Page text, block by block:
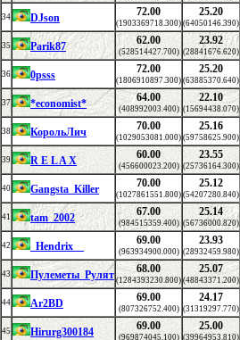
34 DJson 72.00
(1903369718.300)
25.20
(64050146.390)
35 Parik87 62.00
(528514427.700)
23.92
(28841676.620)
36 0psss 72.00
(1806910897.300)
25.20
(63885370.640)
37 *economist* 64.00
(408992003.400)
22.10
(15694438.070)
38 КорольЛич 70.00
(1029053081.000)
25.16
(59758625.900)
39 R E L A X 60.00
(456600023.200)
23.55
(25736164.300)
40 Gangsta_Killer 70.00
(1027861551.800)
25.12
(54207280.840)
41 tam_2002 67.00
(984515359.400)
25.14
(56736000.820)
42 _Hendrix__ 69.00
(963934900.000)
23.93
(28932459.980)
43 Пулеметы_Рулят 68.00
(1284393230.800)
25.07
(48843371.200)
44 Ar2BD 69.00
(807326752.400)
24.17
(31319297.770)
45 Hirurg300184 69.00
(969874045.100)
25.00
(39964953.810)